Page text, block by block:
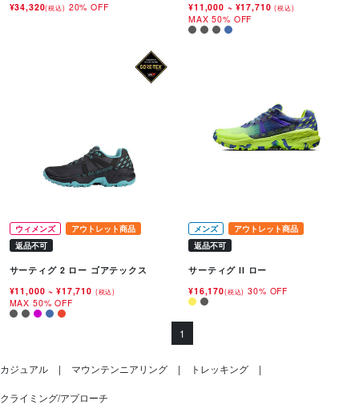
¥34,320(税込) 20% OFF
¥11,000 ~ ¥17,710(税込)
MAX 50% OFF
ウィメンズ
アウトレット商品
返品不可
サーティグ 2 ロー ゴアテックス
¥11,000~ ¥17,710 (税込)
MAX 50% OFF
メンズ
アウトレット商品
返品不可
サーティグ II ロー
¥16,170(税込) 30% OFF
1
カジュアル マウンテンニアリング トレッキング
クライミング/アプローチ